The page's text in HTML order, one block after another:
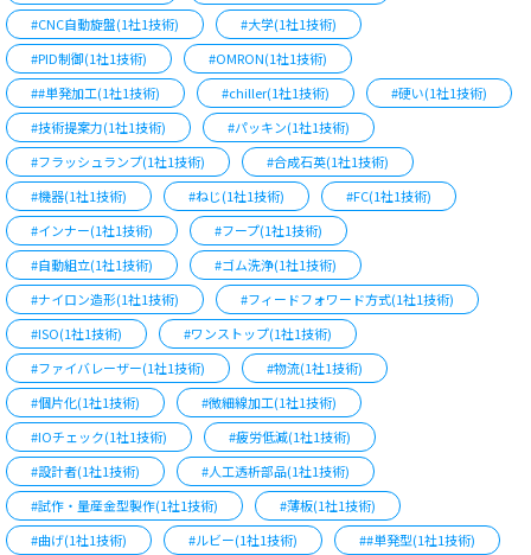
#CNC自動旋盤(1社1技術)
#大学(1社1技術)
#PID制御(1社1技術)
#OMRON(1社1技術)
##単発加工(1社1技術)
#chiller(1社1技術)
#硬い(1社1技術)
#技術提案力(1社1技術)
#パッキン(1社1技術)
#フラッシュランプ(1社1技術)
#合成石英(1社1技術)
#機器(1社1技術)
#ねじ(1社1技術)
#FC(1社1技術)
#インナー(1社1技術)
#フープ(1社1技術)
#自動組立(1社1技術)
#ゴム洗浄(1社1技術)
#ナイロン造形(1社1技術)
#フィードフォワード方式(1社1技術)
#ISO(1社1技術)
#ワンストップ(1社1技術)
#ファイバレーザー(1社1技術)
#物流(1社1技術)
#個片化(1社1技術)
#微細線加工(1社1技術)
#IOチェック(1社1技術)
#疲労低減(1社1技術)
#設計者(1社1技術)
#人工透析部品(1社1技術)
#試作・量産金型製作(1社1技術)
#薄板(1社1技術)
#曲げ(1社1技術)
#ルビー(1社1技術)
##単発型(1社1技術)